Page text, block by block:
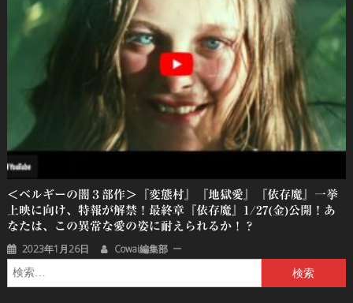
＜ベルギーの闇３部作＞『変態村』『地獄愛』『依存魔』一挙
上映に向け、特報が解禁！最終章『依存魔』1/27(金)公開！あ
なたは、この異常な愛の姿に耐えられるか！？
2023年1月26日 Cowai編集部
索: